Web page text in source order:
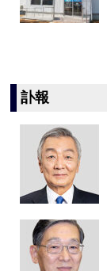
訃報